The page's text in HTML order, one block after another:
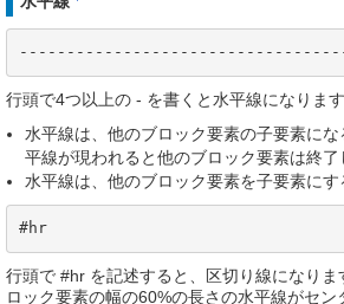
行頭で4つ以上の - を書くと水平線になります
水平線は、他のブロック要素の子要素に
平線が現われると他のブロック要素は終了
水平線は、他のブロック要素を子要素にす
#hr
行頭で #hr を記述すると、区切り線になり
ロック要素の幅の60%の長さの水平線がセン